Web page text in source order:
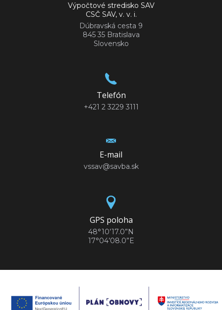
Výpočtové stredisko SAV
CSČ SAV, v. v. i.
Dúbravská cesta 9
845 35 Bratislava
Slovensko
Telefón
+421 2 3229 3111
E-mail
vssav@savba.sk
GPS poloha
48°10’17.0”N
17°04’08.0”E